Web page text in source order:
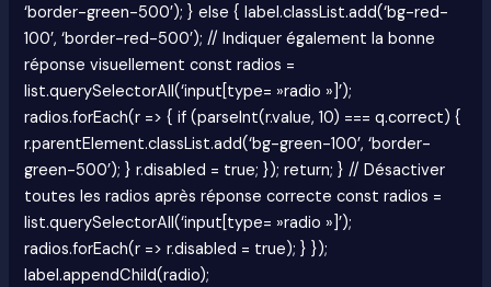
‘border-green-500’); } else { label.classList.add(‘bg-red-
100’, ‘border-red-500’); // Indiquer également la bonne
réponse visuellement const radios =
list.querySelectorAll(‘input[type= »radio »]’);
radios.forEach(r => { if (parseInt(r.value, 10) === q.correct) {
r.parentElement.classList.add(‘bg-green-100’, ‘border-
green-500’); } r.disabled = true; }); return; } // Désactiver
toutes les radios après réponse correcte const radios =
list.querySelectorAll(‘input[type= »radio »]’);
radios.forEach(r => r.disabled = true); } });
label.appendChild(radio);